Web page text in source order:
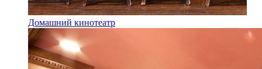
Домашний кинотеатр